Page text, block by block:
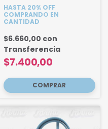
HASTA 20% OFF
COMPRANDO EN
CANTIDAD
$7.400,00
$6.660,00 con
Transferencia